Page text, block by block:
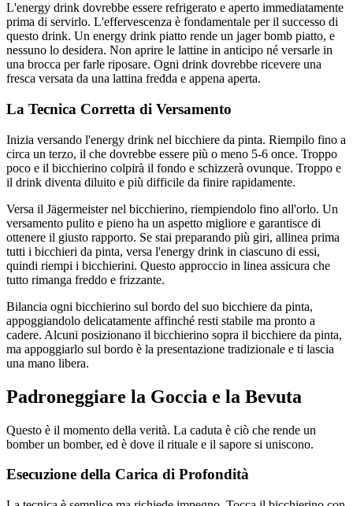
L'energy drink dovrebbe essere refrigerato e aperto immediatamente
prima di servirlo. L'effervescenza è fondamentale per il successo di
questo drink. Un energy drink piatto rende un jager bomb piatto, e
nessuno lo desidera. Non aprire le lattine in anticipo né versarle in
una brocca per farle riposare. Ogni drink dovrebbe ricevere una
fresca versata da una lattina fredda e appena aperta.
La Tecnica Corretta di Versamento
Inizia versando l'energy drink nel bicchiere da pinta. Riempilo fino a
circa un terzo, il che dovrebbe essere più o meno 5-6 once. Troppo
poco e il bicchierino colpirà il fondo e schizzerà ovunque. Troppo e
il drink diventa diluito e più difficile da finire rapidamente.
Versa il Jägermeister nel bicchierino, riempiendolo fino all'orlo. Un
versamento pulito e pieno ha un aspetto migliore e garantisce di
ottenere il giusto rapporto. Se stai preparando più giri, allinea prima
tutti i bicchieri da pinta, versa l'energy drink in ciascuno di essi,
quindi riempi i bicchierini. Questo approccio in linea assicura che
tutto rimanga freddo e frizzante.
Bilancia ogni bicchierino sul bordo del suo bicchiere da pinta,
appoggiandolo delicatamente affinché resti stabile ma pronto a
cadere. Alcuni posizionano il bicchierino sopra il bicchiere da pinta,
ma appoggiarlo sul bordo è la presentazione tradizionale e ti lascia
una mano libera.
Padroneggiare la Goccia e la Bevuta
Questo è il momento della verità. La caduta è ciò che rende un
bomber un bomber, ed è dove il rituale e il sapore si uniscono.
Esecuzione della Carica di Profondità